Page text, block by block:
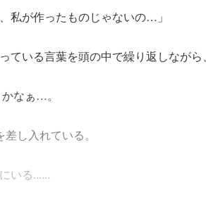
私が作ったものじゃないの…」
ている言葉を頭の中で繰り返しながら
なぁ…。
し入れている。
いる......